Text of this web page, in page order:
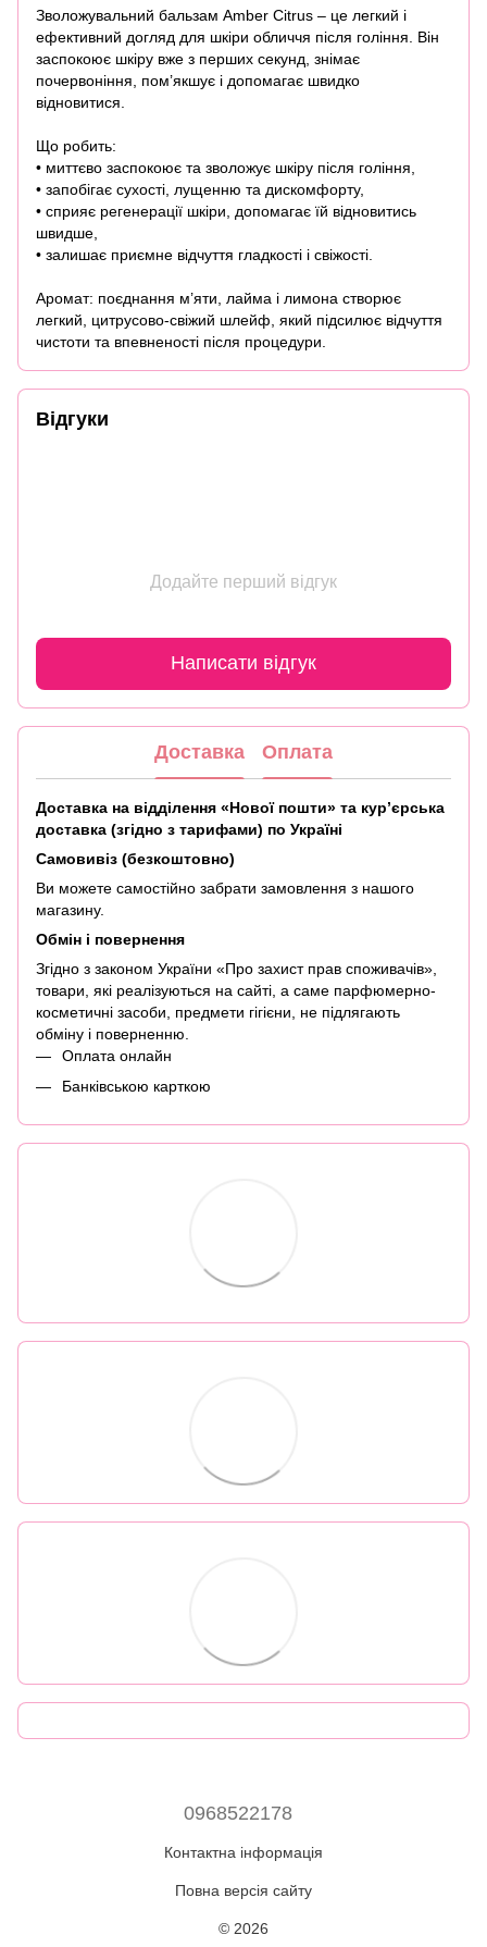
Зволожувальний бальзам Amber Citrus – це легкий і
ефективний догляд для шкіри обличчя після гоління. Він
заспокоює шкіру вже з перших секунд, знімає
почервоніння, пом’якшує і допомагає швидко
відновитися.
Що робить:
• миттєво заспокоює та зволожує шкіру після гоління,
• запобігає сухості, лущенню та дискомфорту,
• сприяє регенерації шкіри, допомагає їй відновитись
швидше,
• залишає приємне відчуття гладкості і свіжості.
Аромат: поєднання м’яти, лайма і лимона створює
легкий, цитрусово-свіжий шлейф, який підсилює відчуття
чистоти та впевненості після процедури.
Відгуки
Додайте перший відгук
Написати відгук
Доставка Оплата
Доставка на відділення «Нової пошти» та кур’єрська
доставка (згідно з тарифами) по Україні
Самовивіз (безкоштовно)
Ви можете самостійно забрати замовлення з нашого
магазину.
Обмін і повернення
Згідно з законом України «Про захист прав споживачів»,
товари, які реалізуються на сайті, а саме парфюмерно-
косметичні засоби, предмети гігієни, не підлягають
обміну і поверненню.
Оплата онлайн
Банківською карткою
0968522178
Контактна інформація
Повна версія сайту
© 2026